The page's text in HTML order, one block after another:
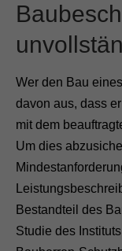
Wer den Bau
davon aus, dass
mit dem
Um dies
Bestandteil des
Studie des